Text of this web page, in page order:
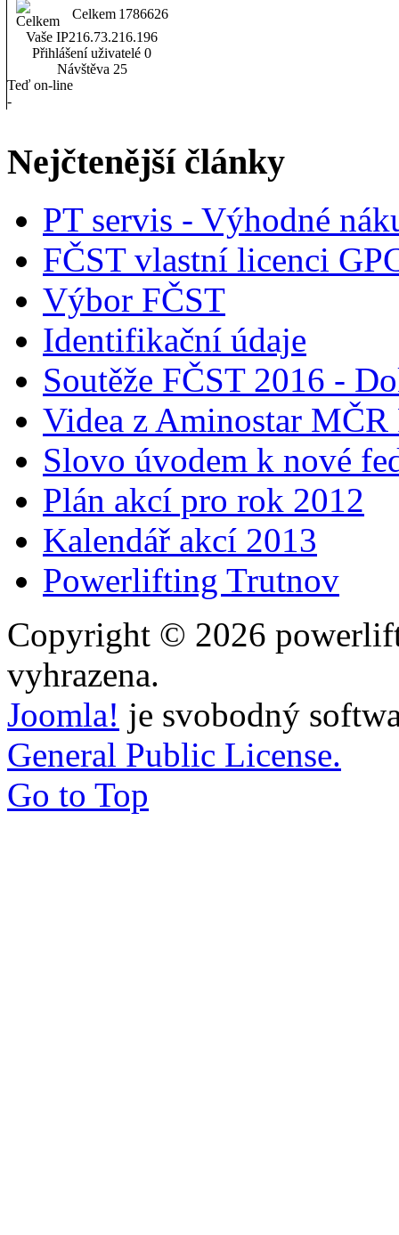
Celkem 1786626
Vaše IP216.73.216.196
Přihlášení uživatelé 0
Návštěva 25
Teď on-line
-
Nejčtenější články
PT servis - Výhodné
FČST vlastní licenci
Výbor FČST
Identifikační údaje
Soutěže FČST 2016 -
Videa z Aminostar MČR
Slovo úvodem k nové
Plán akcí pro rok 2012
Kalendář akcí 2013
Powerlifting Trutnov
Copyright © 2026
vyhrazena.
Joomla! je svobodný
General Public License.
Go to Top